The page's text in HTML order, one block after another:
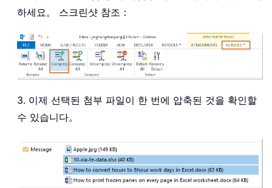
하세요。 스크린샷 참조：
3. 이제 선택된 첨부 파일이 한 번에 압축된 것을 확인할
수 있습니다。